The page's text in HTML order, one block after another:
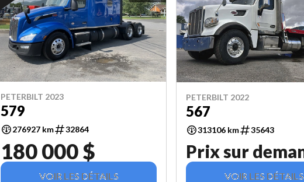
PETERBILT 2023
579
276927 km 32864
180 000 $
VOIR LES DÉTAILS
PETERBILT 2022
567
313106 km 35643
Prix sur
VOIR LES DÉTAILS